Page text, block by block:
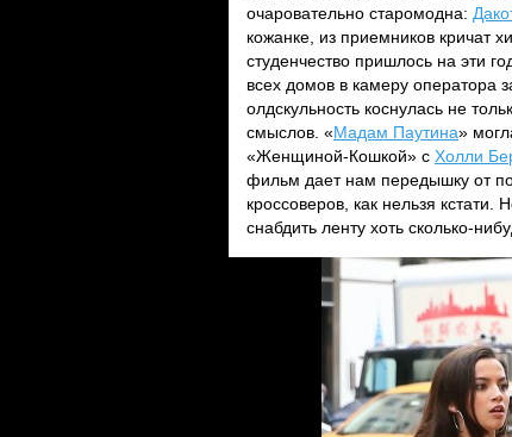
очаровательно старомодна:
кожанке, из приемников кричат
студенчество пришлось на эти
всех домов в камеру оператора
олдскульность коснулась не
смыслов. «Мадам Паутина»
«Женщиной-Кошкой» с Холли
фильм дает нам передышку от
кроссоверов, как нельзя кстати.
снабдить ленту хоть сколько-